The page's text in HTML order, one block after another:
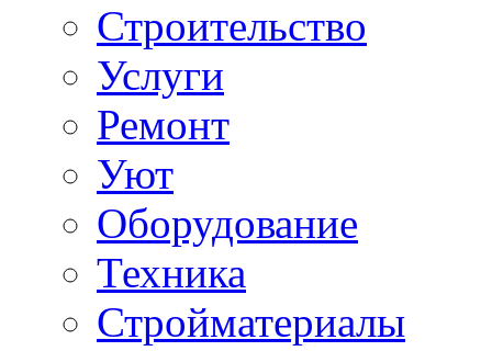
Строительство
Услуги
Ремонт
Уют
Оборудование
Техника
Стройматериалы